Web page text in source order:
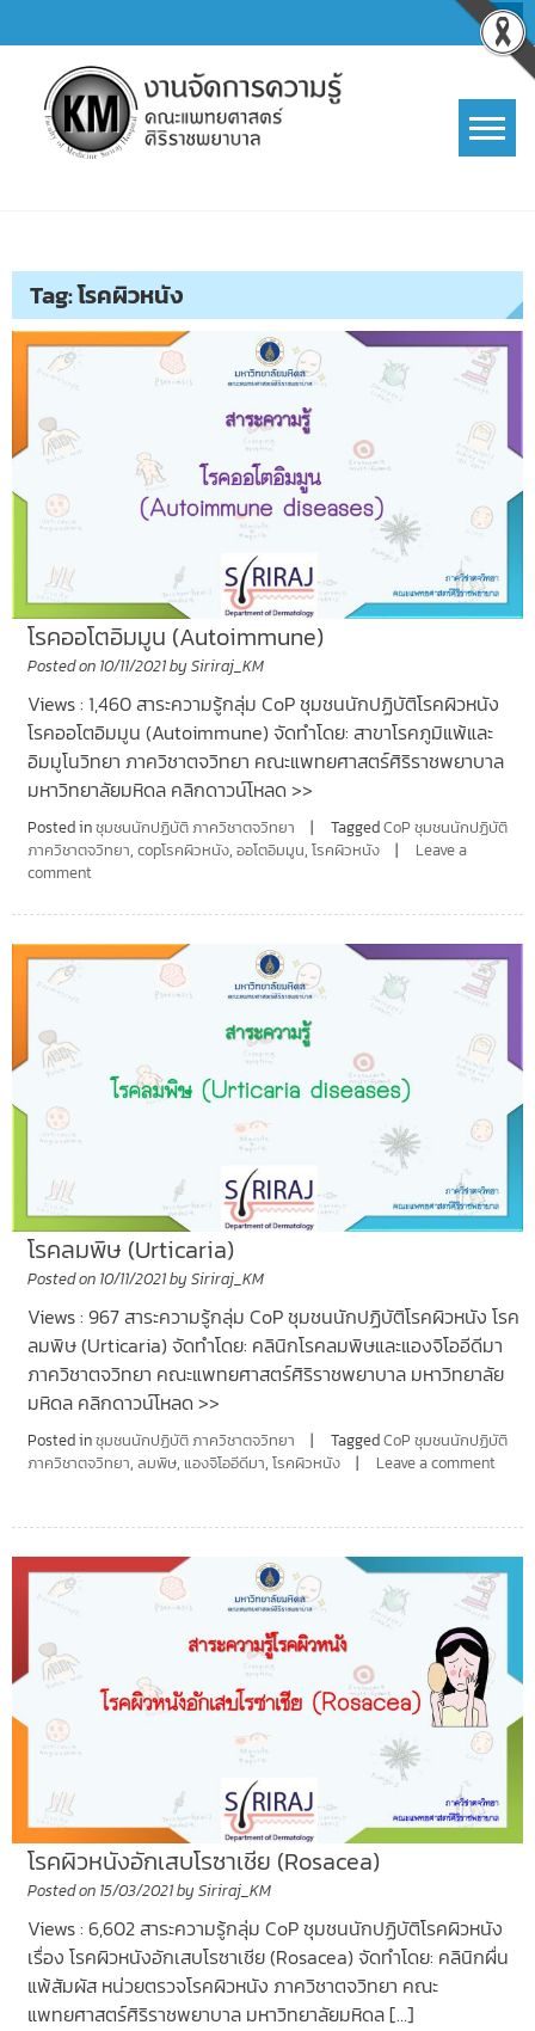
to
content
Tag:โรคผิวหนัง
โรคออโตอิมมูน (Autoimmune)
Posted on 10/11/2021by Siriraj_KM
Views : 1,460 สาระความรู้กลุ่ม CoP ชุมชนนักปฏิบัติโรคผิวหนัง
โรคออโตอิมมูน (Autoimmune) จัดทำโดย: สาขาโรคภูมิแพ้และ
อิมมูโนวิทยา ภาควิชาตจวิทยา คณะแพทยศาสตร์ศิริราชพยาบาล
มหาวิทยาลัยมหิดล คลิกดาวน์โหลด >>
Posted inชุมชนนักปฏิบัติ ภาควิชาตจวิทยา TaggedCoP ชุมชนนักปฏิบัติ
ภาควิชาตจวิทยา, copโรคผิวหนัง, ออโตอิมมูน, โรคผิวหนัง
Leave a
comment
โรคลมพิษ (Urticaria)
Posted on 10/11/2021by Siriraj_KM
Views : 967 สาระความรู้กลุ่ม CoP ชุมชนนักปฏิบัติโรคผิวหนัง โรค
ลมพิษ (Urticaria) จัดทำโดย: คลินิกโรคลมพิษและแองจิโออีดีมา
ภาควิชาตจวิทยา คณะแพทยศาสตร์ศิริราชพยาบาล มหาวิทยาลัย
มหิดล คลิกดาวน์โหลด >>
Posted inชุมชนนักปฏิบัติ ภาควิชาตจวิทยา TaggedCoP ชุมชนนักปฏิบัติ
ภาควิชาตจวิทยา, ลมพิษ, แองจิโออีดีมา, โรคผิวหนัง Leave a comment
โรคผิวหนังอักเสบโรซาเชีย (Rosacea)
Posted on 15/03/2021by Siriraj_KM
Views : 6,602 สาระความรู้กลุ่ม CoP ชุมชนนักปฏิบัติโรคผิวหนัง
เรื่อง โรคผิวหนังอักเสบโรซาเชีย (Rosacea) จัดทำโดย: คลินิกผื่น
แพ้สัมผัส หน่วยตรวจโรคผิวหนัง ภาควิชาตจวิทยา คณะ
แพทยศาสตร์ศิริราชพยาบาล มหาวิทยาลัยมหิดล […]